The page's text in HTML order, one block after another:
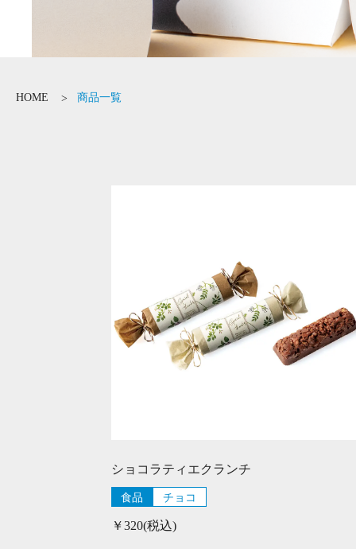
HOME 商品一覧
ショコラティエクランチ
食品 チョコ
￥320(税込)